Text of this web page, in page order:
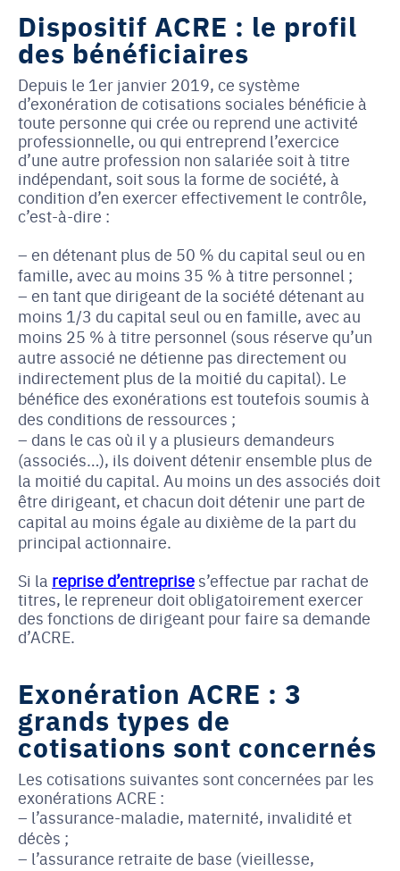
Dispositif ACRE : le profil
des bénéficiaires
Depuis le 1er janvier 2019, ce système
d’exonération de cotisations sociales bénéficie à
toute personne qui crée ou reprend une activité
professionnelle, ou qui entreprend l’exercice
d’une autre profession non salariée soit à titre
indépendant, soit sous la forme de société, à
condition d’en exercer effectivement le contrôle,
c’est-à-dire :
en détenant plus de 50 % du capital seul ou en
famille, avec au moins 35 % à titre personnel ;
en tant que dirigeant de la société détenant au
moins 1/3 du capital seul ou en famille, avec au
moins 25 % à titre personnel (sous réserve qu’un
autre associé ne détienne pas directement ou
indirectement plus de la moitié du capital). Le
bénéfice des exonérations est toutefois soumis à
des conditions de ressources ;
dans le cas où il y a plusieurs demandeurs
(associés…), ils doivent détenir ensemble plus de
la moitié du capital. Au moins un des associés doit
être dirigeant, et chacun doit détenir une part de
capital au moins égale au dixième de la part du
principal actionnaire.
Si la reprise d’entreprise s’effectue par rachat de
titres, le repreneur doit obligatoirement exercer
des fonctions de dirigeant pour faire sa demande
d’ACRE.
Exonération ACRE : 3
grands types de
cotisations sont concernés
Les cotisations suivantes sont concernées par les
exonérations ACRE :
l’assurance-maladie, maternité, invalidité et
décès ;
l’assurance retraite de base (vieillesse,